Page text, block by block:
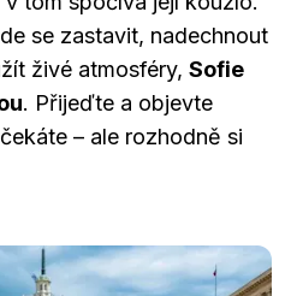
se zastavit, nadechnout
živé atmosféry, Sofie
. Přijeďte a objevte
– ale rozhodně si